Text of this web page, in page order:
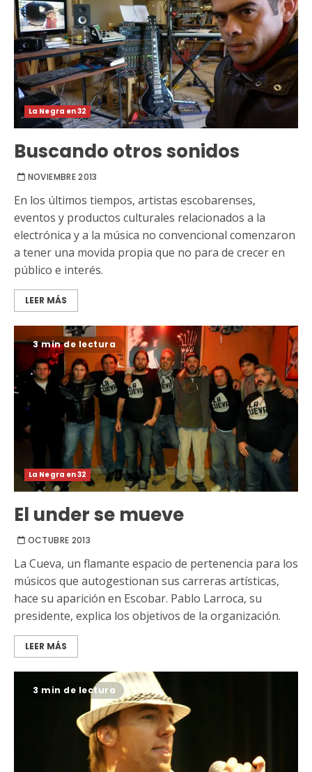
La Negra en 32
Buscando otros sonidos
NOVIEMBRE 2013
En los últimos tiempos, artistas escobarenses,
eventos y productos culturales relacionados a la
electrónica y a la música no convencional comenzaron
a tener una movida propia que no para de crecer en
público e interés.
LEER MÁS
3 min de lectura
La Negra en 32
El under se mueve
OCTUBRE 2013
La Cueva, un flamante espacio de pertenencia para los
músicos que autogestionan sus carreras artísticas,
hace su aparición en Escobar. Pablo Larroca, su
presidente, explica los objetivos de la organización.
LEER MÁS
3 min de lectura